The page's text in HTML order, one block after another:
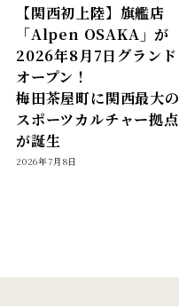
【関西初上陸】旗艦店
「Alpen OSAKA」が
2026年8月7日グランド
オープン！
梅田茶屋町に関西最大の
スポーツカルチャー拠点
が誕生
2026年7月8日